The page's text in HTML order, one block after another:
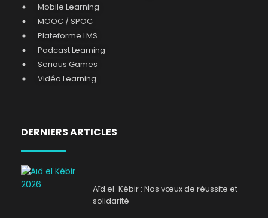
Mobile Learning
MOOC / SPOC
Plateforme LMS
Podcast Learning
Serious Games
Vidéo Learning
DERNIERS ARTICLES
Aïd el-Kébir : Nos vœux de réussite et
solidarité